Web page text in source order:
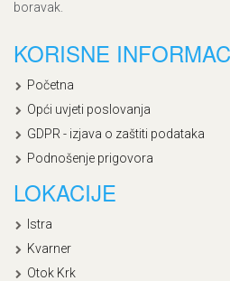
boravak.
KORISNE
Početna
Opći uvjeti poslovanja
GDPR - izjava o zaštiti podataka
Podnošenje prigovora
LOKACIJE
Istra
Kvarner
Otok Krk